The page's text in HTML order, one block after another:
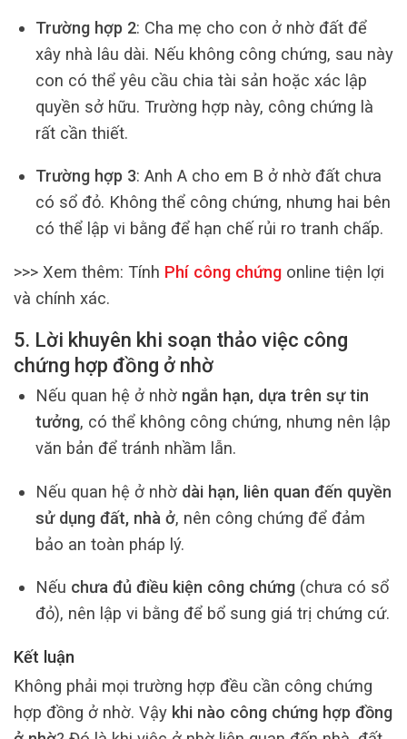
Trường hợp 2: Cha mẹ cho con ở nhờ đất để
xây nhà lâu dài. Nếu không công chứng, sau này
con có thể yêu cầu chia tài sản hoặc xác lập
quyền sở hữu. Trường hợp này, công chứng là
rất cần thiết.
Trường hợp 3: Anh A cho em B ở nhờ đất chưa
có sổ đỏ. Không thể công chứng, nhưng hai bên
có thể lập vi bằng để hạn chế rủi ro tranh chấp.
>>> Xem thêm: Tính Phí công chứng online tiện lợi
và chính xác.
5. Lời khuyên khi soạn thảo việc công
chứng hợp đồng ở nhờ
Nếu quan hệ ở nhờ ngắn hạn, dựa trên sự tin
tưởng, có thể không công chứng, nhưng nên lập
văn bản để tránh nhầm lẫn.
Nếu quan hệ ở nhờ dài hạn, liên quan đến quyền
sử dụng đất, nhà ở, nên công chứng để đảm
bảo an toàn pháp lý.
Nếu chưa đủ điều kiện công chứng(chưa có sổ
đỏ), nên lập vi bằng để bổ sung giá trị chứng cứ.
Kết luận
Không phải mọi trường hợp đều cần công chứng
hợp đồng ở nhờ. Vậy khi nào công chứng hợp đồng